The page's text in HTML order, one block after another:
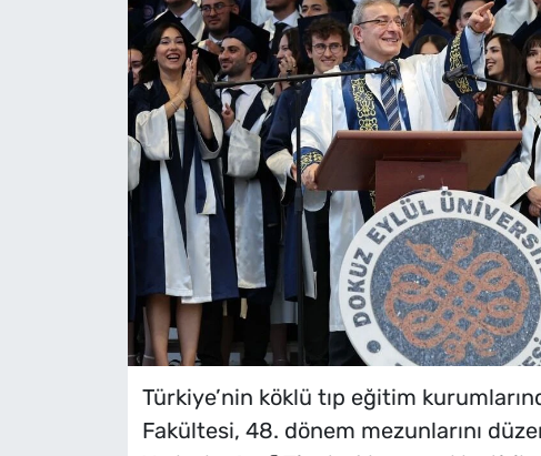
Türkiye’nin köklü tıp eğitim
Fakültesi, 48. dönem mezunlarını